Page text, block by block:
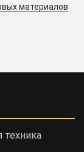
материалов
техника